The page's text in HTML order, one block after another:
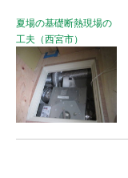
夏場の基礎断熱現場の
工夫（西宮市）